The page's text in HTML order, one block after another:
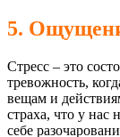
5.
Стресс – это
тревожность,
вещам и
страха, что у нас
себе